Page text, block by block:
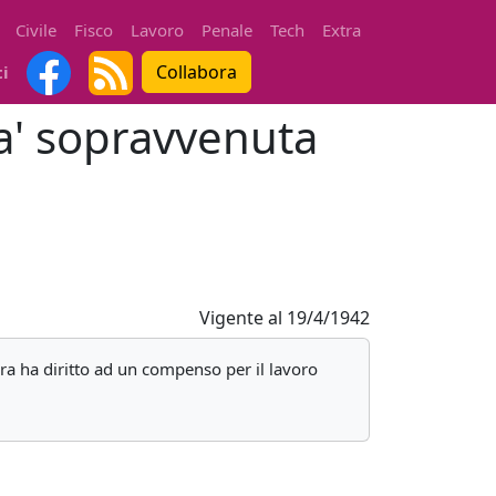
Civile Fisco Lavoro Penale Tech
Extra
Collabora
sopravvenuta
Vigente al 19/4/1942
ha diritto ad un compenso per il lavoro